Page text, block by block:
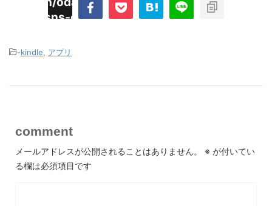
sns-count-cache/sns-count-
-kindle アプリ
comment
メールアドレスが公開されることはありません。 ※ が付いてい
る欄は必須項目です